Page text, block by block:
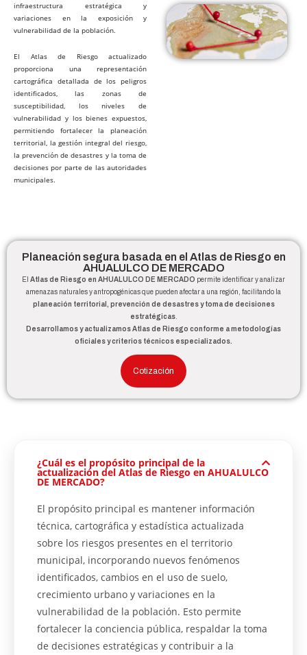
infraestructura estratégica y
variaciones en la exposición y
vulnerabilidad de la población.
El Atlas de Riesgo actualizado
proporciona una representación
cartográfica detallada de los peligros
identificados, las zonas de
susceptibilidad, los niveles de
vulnerabilidad y los bienes expuestos,
permitiendo fortalecer la planeación
territorial, la gestión integral del riesgo,
la prevención de desastres y la toma de
decisiones por parte de las autoridades
municipales.
Planeación segura basada en el Atlas de Riesgo en
AHUALULCO DE MERCADO
El Atlas de Riesgo en AHUALULCO DE MERCADO permite identificar y analizar
amenazas naturales y antropogénicas que pueden afectar a una región, facilitando la
planeación territorial, prevención de desastres y toma de decisiones
estratégicas.
Desarrollamos y actualizamos Atlas de Riesgo conforme a metodologías
oficiales y criterios técnicos especializados.
Cotización
¿Cuál es el propósito principal de la
actualización del Atlas de Riesgo en AHUALULCO
DE MERCADO?
El propósito principal es mantener información
técnica, cartográfica y estadística actualizada
sobre los riesgos presentes en el territorio
municipal, incorporando nuevos fenómenos
identificados, cambios en el uso de suelo,
crecimiento urbano y variaciones en la
vulnerabilidad de la población. Esto permite
fortalecer la conciencia pública, respaldar la toma
de decisiones estratégicas y contribuir a la